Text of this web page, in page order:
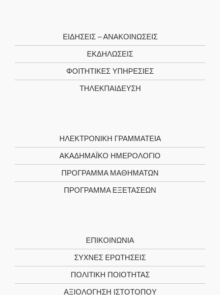
ΕΙΔΗΣΕΙΣ – ΑΝΑΚΟΙΝΩΣΕΙΣ
ΕΚΔΗΛΩΣΕΙΣ
ΦΟΙΤΗΤΙΚΈΣ ΥΠΗΡΕΣΊΕΣ
ΤΗΛΕΚΠΑΊΔΕΥΣΗ
ΗΛΕΚΤΡΟΝΙΚΉ ΓΡΑΜΜΑΤΕΊΑ
ΑΚΑΔΗΜΑΪΚΌ ΗΜΕΡΟΛΌΓΙΟ
ΠΡΌΓΡΑΜΜΑ ΜΑΘΗΜΆΤΩΝ
ΠΡΌΓΡΑΜΜΑ ΕΞΕΤΆΣΕΩΝ
ΕΠΙΚΟΙΝΩΝΊΑ
ΣΥΧΝΕΣ ΕΡΩΤΗΣΕΙΣ
ΠΟΛΙΤΙΚΉ ΠΟΙΌΤΗΤΑΣ
ΑΞΙΟΛΌΓΗΣΗ ΙΣΤΌΤΟΠΟΥ